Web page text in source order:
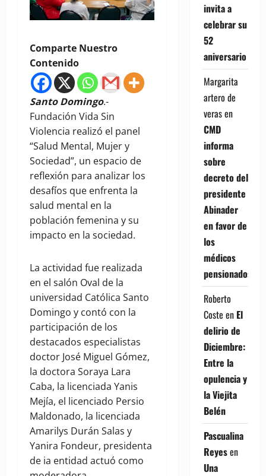
Comparte Nuestro
Contenido
Santo Domingo.-
Fundación Vida Sin
Violencia realizó el panel
“Salud Mental, Mujer y
Sociedad”, un espacio de
reflexión para analizar los
desafíos que enfrenta la
salud mental en la
población femenina y su
impacto en la sociedad.
La actividad fue realizada
en el salón Oval de la
universidad Católica Santo
Domingo y contó con la
participación de los
destacados especialistas
doctor José Miguel Gómez,
la doctora Soraya Lara
Caba, la licenciada Yanis
Mejía, el licenciado Persio
Maldonado, la licenciada
Amarilys Durán Salas y
Yanira Fondeur, presidenta
de ia entidad actuó como
invita a
celebrar su
52
aniversario
Margarita
artero de
verasen
CMD
informa
sobre
decreto del
presidente
Abinader
en favor de
los
médicos
pensionados
Roberto
Coste en El
delirio de
Diciembre:
Entre la
opulencia y
la Viejita
Belén
Pascualina
Reyesen
Una